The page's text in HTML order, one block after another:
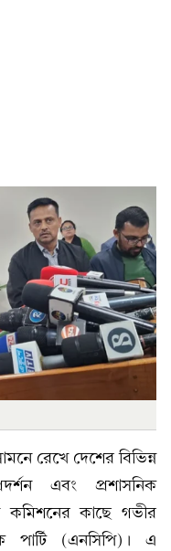
রেখে দেশের বিভিন্ন
এবং প্রশাসনিক
কমিশনের কাছে গভীর
পার্টি (এনসিপি)। এ